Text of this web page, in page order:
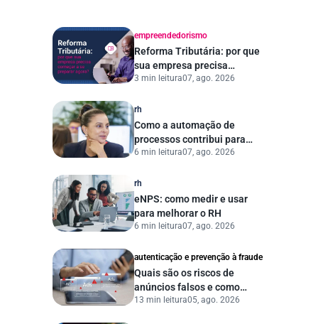
empreendedorismo
Reforma Tributária: por que
sua empresa precisa
começar a se preparar
3 min leitura07, ago. 2026
rh
Como a automação de
processos contribui para
uma gestão pública mais
6 min leitura07, ago. 2026
rh
eNPS: como medir e usar
para melhorar o RH
6 min leitura07, ago. 2026
autenticação e prevenção à fraude
Quais são os riscos de
anúncios falsos e como
proteger seu negócio?
13 min leitura05, ago. 2026